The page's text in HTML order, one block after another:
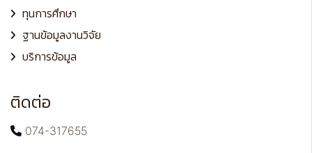
ทุนการศึกษา
ฐานข้อมูลงานวิจัย
บริการข้อมูล
ติดต่อ
074-317655